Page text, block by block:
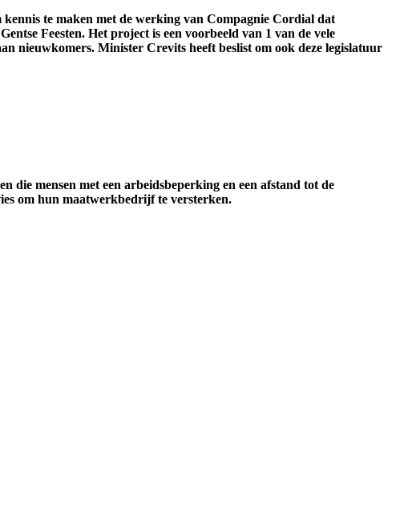
te maken met de werking van Compagnie Cordial dat
Feesten. Het project is een voorbeeld van 1 van de vele
nieuwkomers. Minister Crevits heeft beslist om ook deze legislatuur
mensen met een arbeidsbeperking en een afstand tot de
om hun maatwerkbedrijf te versterken.